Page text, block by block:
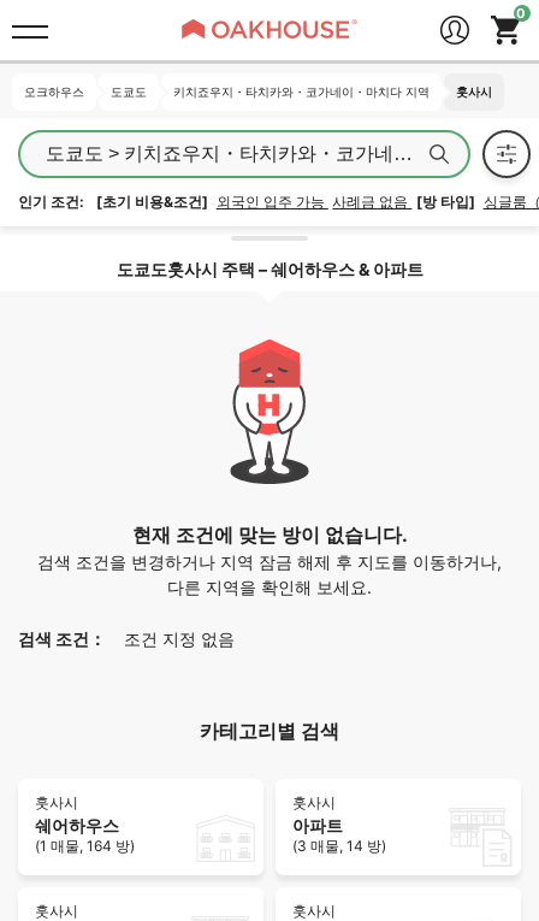
오크하우스 도쿄도 키치죠우지・타치카와・코가네이・마치다 지역 훗사시
인기 조건: [초기 비용&조건] 외국인 입주 가능 사례금 없음 [방 타입] 싱글룸
도쿄도훗사시 주택 – 쉐어하우스 & 아파트
현재 조건에 맞는 방이 없습니다.
검색 조건을 변경하거나 지역 잠금 해제 후 지도를 이동하거나,
다른 지역을 확인해 보세요.
검색 조건： 조건 지정 없음
카테고리별 검색
훗사시
쉐어하우스
(1 매물, 164 방)
훗사시
아파트
(3 매물, 14 방)
훗사시 훗사시
오크하우스 도쿄도 키치죠우지・타치카와・코가네이・마치다 지역 훗사시